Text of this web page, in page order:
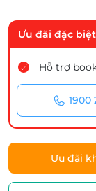
Ưu đãi đặc biệt
Hỗ trợ
1900
Ưu đãi